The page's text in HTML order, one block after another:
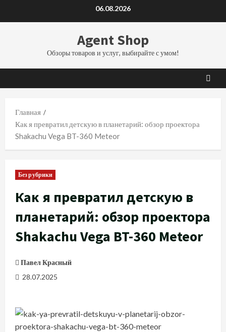
06.08.2026
Agent Shop
Обзоры товаров и услуг, выбирайте с умом!
Главная
Как я превратил детскую в планетарий: обзор проектора
Shakachu Vega BT-360 Meteor
Без рубрики
Как я превратил детскую в
планетарий: обзор проектора
Shakachu Vega BT-360 Meteor
Павел Красный
28.07.2025